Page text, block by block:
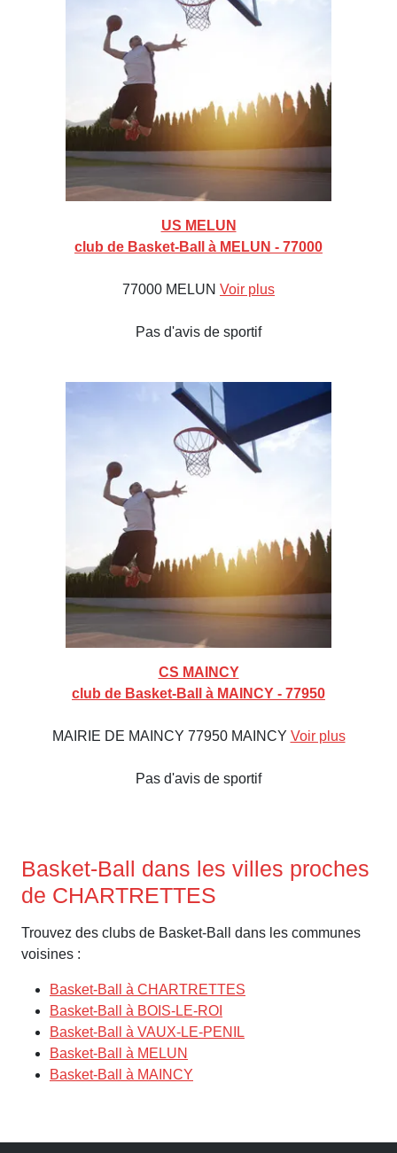
US MELUN
club de Basket-Ball à MELUN - 77000
77000 MELUN Voir plus
Pas d'avis de sportif
CS MAINCY
club de Basket-Ball à MAINCY - 77950
MAIRIE DE MAINCY 77950 MAINCY Voir plus
Pas d'avis de sportif
Basket-Ball dans les villes proches
de CHARTRETTES
Trouvez des clubs de Basket-Ball dans les communes
voisines :
Basket-Ball à CHARTRETTES
Basket-Ball à BOIS-LE-ROI
Basket-Ball à VAUX-LE-PENIL
Basket-Ball à MELUN
Basket-Ball à MAINCY